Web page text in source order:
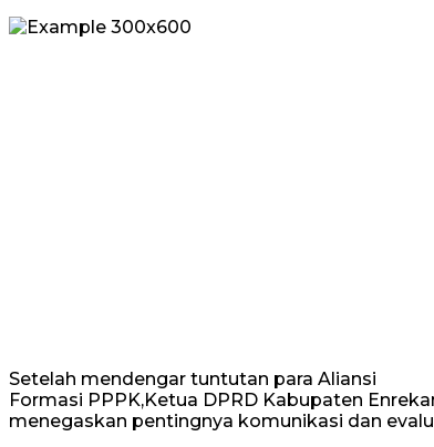
Setelah mendengar tuntutan para Aliansi
Formasi PPPK,Ketua DPRD Kabupaten
menegaskan pentingnya komunikasi dan